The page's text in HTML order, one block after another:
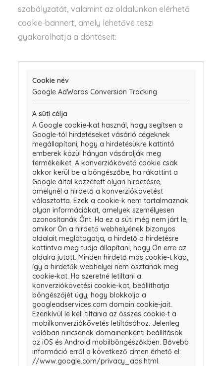
szabályzatát, valamint az oldalunkon elérhető
cookie-bannert, amely lehetővé teszi
gyakorolhatja a döntéseit:
Google AdWords Conversion Tracking
A Google cookie-kat használ, hogy segítsen a
Google-tól hirdetéseket vásárló cégeknek
megállapítani, hogy a hirdetésükre kattintó
emberek közül hányan vásárolják meg
termékeiket. A konverziókövető cookie csak
akkor kerül be a böngészőbe, ha rákattint a
Google által közzétett olyan hirdetésre,
amelynél a hirdető a konverziókövetést
választotta. Ezek a cookie-k nem tartalmaznak
olyan információkat, amelyek személyesen
azonosítanák Önt. Ha ez a süti még nem járt le,
amikor Ön a hirdető webhelyének bizonyos
oldalait meglátogatja, a hirdető a hirdetésre
kattintva meg tudja állapítani, hogy Ön erre az
oldalra jutott. Minden hirdető más cookie-t kap,
így a hirdetők webhelyei nem osztanak meg
cookie-kat. Ha szeretné letiltani a
konverziókövetési cookie-kat, beállíthatja
böngészőjét úgy, hogy blokkolja a
googleadservices.com domain cookie-jait.
Ezenkívül le kell tiltania az összes cookie-t a
mobilkonverziókövetés letiltásához. Jelenleg
valóban nincsenek domainenkénti beállítások
az iOS és Android mobilböngészőkben. Bővebb
információ erről a következő címen érhető el:
//www.google.com/privacy_ads.html.